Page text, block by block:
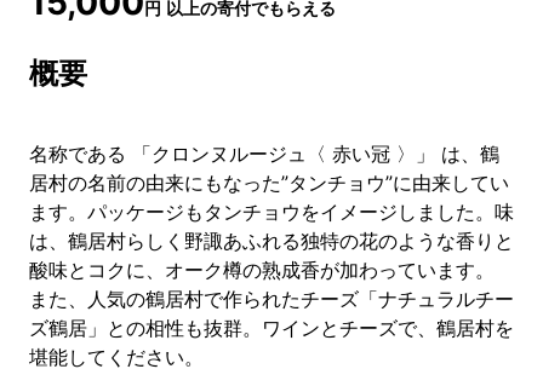
円 以上の寄付でもらえる
概要
名称である 「クロンヌルージュ〈 赤い冠 〉」 は、鶴
居村の名前の由来にもなった”タンチョウ”に由来してい
ます。パッケージもタンチョウをイメージしました。味
は、鶴居村らしく野諏あふれる独特の花のような香りと
酸味とコクに、オーク樽の熟成香が加わっています。
また、人気の鶴居村で作られたチーズ「ナチュラルチー
ズ鶴居」との相性も抜群。ワインとチーズで、鶴居村を
堪能してください。